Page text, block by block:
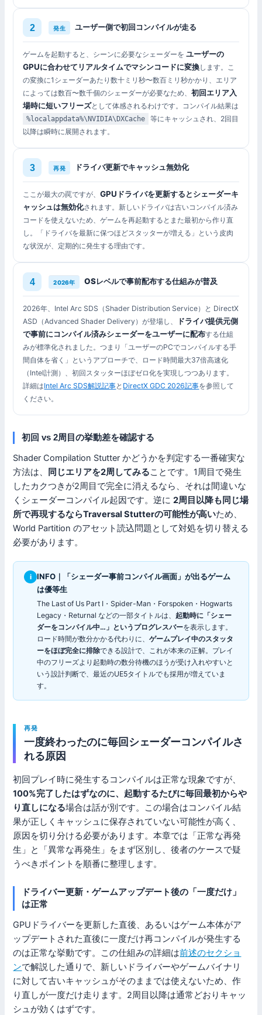
発生 ユーザー側で初回コンパイルが走る
ゲームを起動すると、シーンに必要なシェーダーをユーザーの
GPUに合わせてリアルタイムでマシンコードに変換します。こ
の変換に1シェーダーあたり数十ミリ秒〜数百ミリ秒かかり、エリア
によっては数百〜数千個のシェーダーが必要なため、初回エリア入
場時に短いフリーズとして体感されるわけです。コンパイル結果は
%localappdata%\NVIDIA\DXCache
等にキャッシュされ、2回目
以降は瞬時に展開されます。
再発 ドライバ更新でキャッシュ無効化
ここが最大の罠ですが、GPUドライバを更新するとシェーダーキ
ャッシュは無効化されます。新しいドライバは古いコンパイル済み
コードを使えないため、ゲームを再起動するとまた最初から作り直
し。「ドライバを最新に保つほどスタッターが増える」という皮肉
な状況が、定期的に発生する理由です。
2026年 OSレベルで事前配布する仕組みが普及
2026年、Intel Arc SDS（Shader Distribution Service）と DirectX
ASD（Advanced Shader Delivery）が登場し、
ドライバ提供元側
で事前にコンパイル済みシェーダーをユーザーに配布する仕組
みが標準化されました。つまり「ユーザーのPCでコンパイルする手
間自体を省く」というアプローチで、ロード時間最大37倍高速化
（Intel計測）、初回スタッターほぼゼロ化を実現しつつあります。
詳細はIntel Arc SDS解説記事と DirectX GDC 2026記事を参照して
ください。
初回 vs 2周目の挙動差を確認する
Shader Compilation Stutter かどうかを判定する一番確実な
方法は、
同じエリアを2周してみることです。1周目で発生
したカクつきが2周目で完全に消えるなら、それは間違いな
くシェーダーコンパイル起因です。逆に2周目以降も同じ場
所で再現するならTraversal Stutterの可能性が高いため、
World Partition のアセット読込問題として対処を切り替える
必要があります。
i
INFO｜「シェーダー事前コンパイル画面」が出るゲーム
は優等生
The Last of Us Part I・Spider-Man・Forspoken・Hogwarts
Legacy・Returnal などの一部タイトルは、起動時に「シェー
ダーをコンパイル中…」というプログレスバーを表示します。
ロード時間が数分かかる代わりに、ゲームプレイ中のスタッタ
ーをほぼ完全に排除できる設計で、これが本来の正解。プレイ
中のフリーズより起動時の数分待機のほうが受け入れやすいと
いう設計判断で、最近のUE5タイトルでも採用が増えていま
す。
再発
一度終わったのに毎回シェーダーコンパイルさ
れる原因
初回プレイ時に発生するコンパイルは正常な現象ですが、
100%完了したはずなのに、起動するたびに毎回最初からや
り直しになる場合は話が別です。この場合はコンパイル結
果が正しくキャッシュに保存されていない可能性が高く、
原因を切り分ける必要があります。本章では「正常な再発
生」と「異常な再発生」をまず区別し、後者のケースで疑
うべきポイントを順番に整理します。
ドライバー更新・ゲームアップデート後の「一度だけ」
は正常
GPUドライバーを更新した直後、あるいはゲーム本体がア
ップデートされた直後に一度だけ再コンパイルが発生する
のは正常な挙動です。この仕組みの詳細は前述のセクショ
ンで解説した通りで、新しいドライバーやゲームバイナリ
に対して古いキャッシュがそのままでは使えないため、作
り直しが一度だけ走ります。2周目以降は通常どおりキャッ
シュが効くはずです。